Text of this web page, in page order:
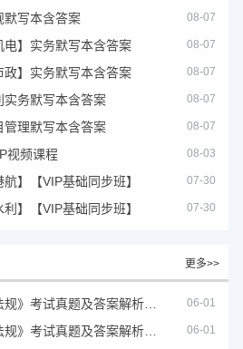
默写本含答案 08-07
】实务默写本含答案 08-07
】实务默写本含答案 08-07
实务默写本含答案 08-07
管理默写本含答案 08-07
视频课程 08-03
】【VIP基础同步班】 07-30
】【VIP基础同步班】 07-30
更多>>
06-01
06-01